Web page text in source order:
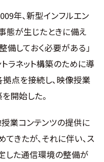
年、新型インフルエン
態が生じたときに備え
備しておく必要がある」
トラネット構築のために導
拠点を接続し、映像授業
開始した。
業コンテンツの提供に
きたが、それに伴い、ス
した通信環境の整備が